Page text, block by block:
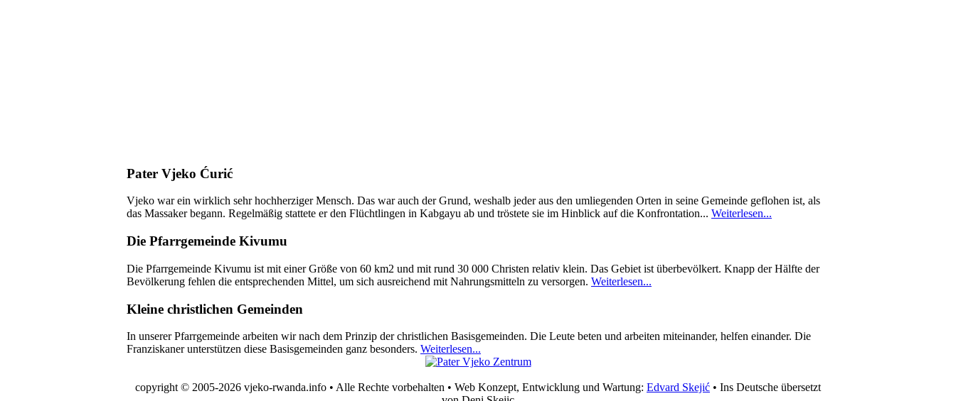
Pater Vjeko Ćurić
Vjeko war ein wirklich sehr hochherziger Mensch. Das war auch der Grund, weshalb jeder aus den umliegenden Orten in seine Gemeinde geflohen ist, als
das Massaker begann. Regelmäßig stattete er den Flüchtlingen in Kabgayu ab und tröstete sie im Hinblick auf die Konfrontation... Weiterlesen...
Die Pfarrgemeinde Kivumu
Die Pfarrgemeinde Kivumu ist mit einer Größe von 60 km2 und mit rund 30 000 Christen relativ klein. Das Gebiet ist überbevölkert. Knapp der Hälfte der
Bevölkerung fehlen die entsprechenden Mittel, um sich ausreichend mit Nahrungsmitteln zu versorgen. Weiterlesen...
Kleine christlichen Gemeinden
In unserer Pfarrgemeinde arbeiten wir nach dem Prinzip der christlichen Basisgemeinden. Die Leute beten und arbeiten miteinander, helfen einander. Die
Franziskaner unterstützen diese Basisgemeinden ganz besonders. Weiterlesen...
copyright © 2005-2026 vjeko-rwanda.info • Alle Rechte vorbehalten • Web Konzept, Entwicklung und Wartung: Edvard Skejić • Ins Deutsche übersetzt